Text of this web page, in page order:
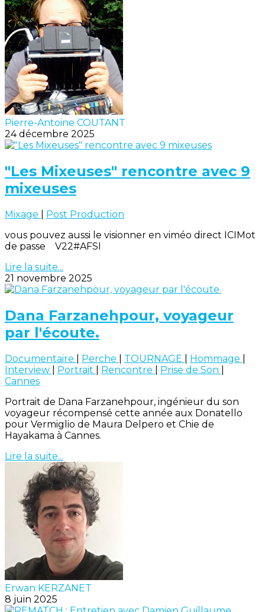
Pierre-Antoine COUTANT
24 décembre 2025
"Les Mixeuses" rencontre avec 9
mixeuses
Mixage
Post Production
vous pouvez aussi le visionner en viméo direct ICIMot
de passe V22#AFSI
Lire la suite...
21 novembre 2025
Dana Farzanehpour, voyageur
par l'écoute.
Documentaire Perche TOURNAGE Hommage
Interview
Portrait Rencontre Prise de Son
Cannes
Portrait de Dana Farzanehpour, ingénieur du son
voyageur récompensé cette année aux Donatello
pour Vermiglio de Maura Delpero et Chie de
Hayakama à Cannes.
Lire la suite...
Erwan KERZANET
8 juin 2025